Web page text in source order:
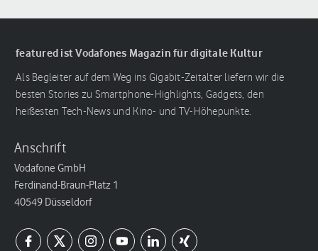
featured ist Vodafones Magazin für digitale Kultur
Als Begleiter auf dem Weg ins Gigabit-Zeitalter liefern wir die
besten Stories zu Smartphone-Highlights, Gadgets, den
heißesten Tech-News und Kino- und TV-Höhepunkte.
Anschrift
Vodafone GmbH
Ferdinand-Braun-Platz 1
40549 Düsseldorf